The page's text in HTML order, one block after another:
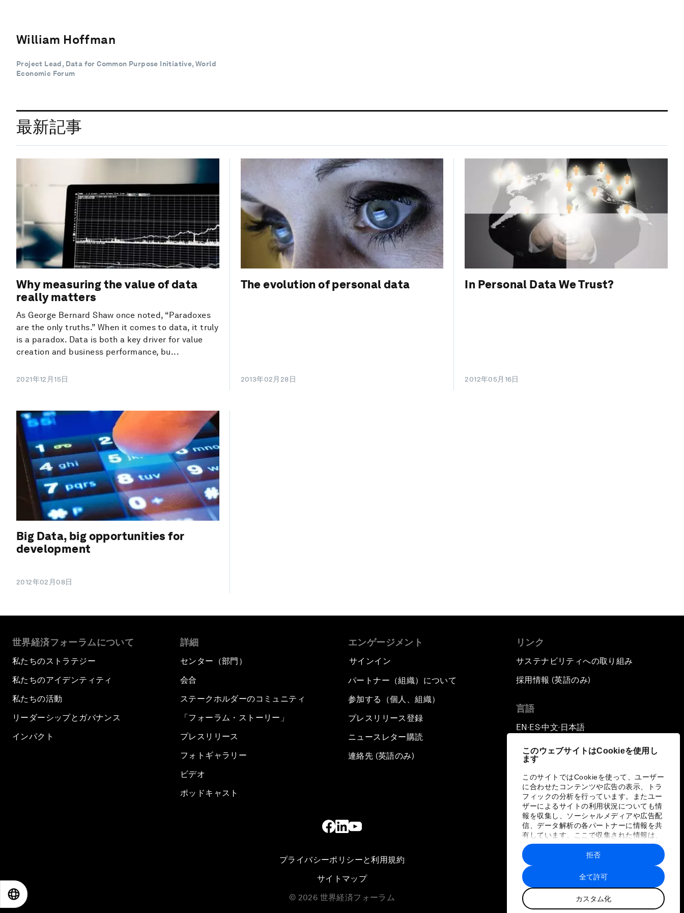
このウェブサイトはCookieを使用し
ます
このサイトではCookieを使って、ユーザー
に合わせたコンテンツや広告の表示、トラ
フィックの分析を行っています。またユー
ザーによるサイトの利用状況についても情
報を収集し、ソーシャルメディアや広告配
信、データ解析の各パートナーに情報を共
有しています。ここで収集された情報は、
ユーザーが各パートナーに提供した他の情
報や各パートナーのサービスを使用した際
に収集された情報と組み合わされ、各パー
トナーによって使用されることがありま
す。
全て許可
カスタム化
拒否
William Hoffman
Project Lead, Data for Common Purpose Initiative, World
Economic Forum
最新記事
Why measuring the value of data
really matters
As George Bernard Shaw once noted, “Paradoxes
are the only truths.” When it comes to data, it truly
is a paradox. Data is both a key driver for value
creation and business performance, bu...
2021年12月15日
The evolution of personal data
2013年02月28日
In Personal Data We Trust?
2012年05月16日
Big Data, big opportunities for
development
2012年02月08日
世界経済フォーラムについて
私たちのストラテジー
私たちのアイデンティティ
私たちの活動
リーダーシップとガバナンス
インパクト
詳細
センター（部門）
会合
ステークホルダーのコミュニティ
「フォーラム・ストーリー」
プレスリリース
フォトギャラリー
ビデオ
ポッドキャスト
エンゲージメント
サインイン
パートナー（組織）について
参加する（個人、組織）
プレスリリース登録
ニュースレター購読
連絡先 (英語のみ)
リンク
サステナビリティへの取り組み
採用情報 (英語のみ)
言語
EN ▪ ES▪中文▪ 日本語
プライバシーポリシーと利用規約
サイトマップ
© 2026 世界経済フォーラム